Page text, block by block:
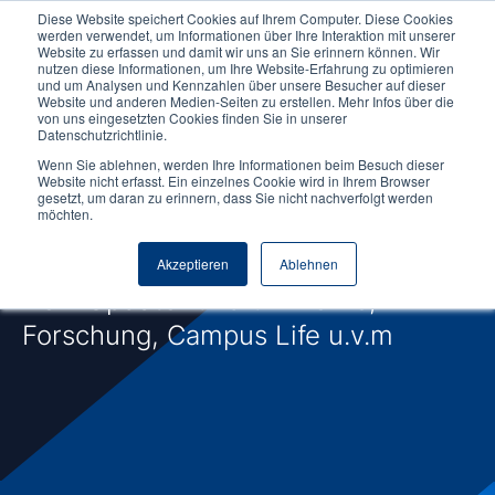
Diese Website speichert Cookies auf Ihrem Computer. Diese Cookies
werden verwendet, um Informationen über Ihre Interaktion mit unserer
Website zu erfassen und damit wir uns an Sie erinnern können. Wir
nutzen diese Informationen, um Ihre Website-Erfahrung zu optimieren
und um Analysen und Kennzahlen über unsere Besucher auf dieser
Website und anderen Medien-Seiten zu erstellen. Mehr Infos über die
von uns eingesetzten Cookies finden Sie in unserer
Datenschutzrichtlinie.
Wenn Sie ablehnen, werden Ihre Informationen beim Besuch dieser
Website nicht erfasst. Ein einzelnes Cookie wird in Ihrem Browser
gesetzt, um daran zu erinnern, dass Sie nicht nachverfolgt werden
möchten.
Akzeptieren Ablehnen
News & Aktuelles
an der NORDAKADEMIE
Dein Update rund um Lehre,
Forschung, Campus Life u.v.m